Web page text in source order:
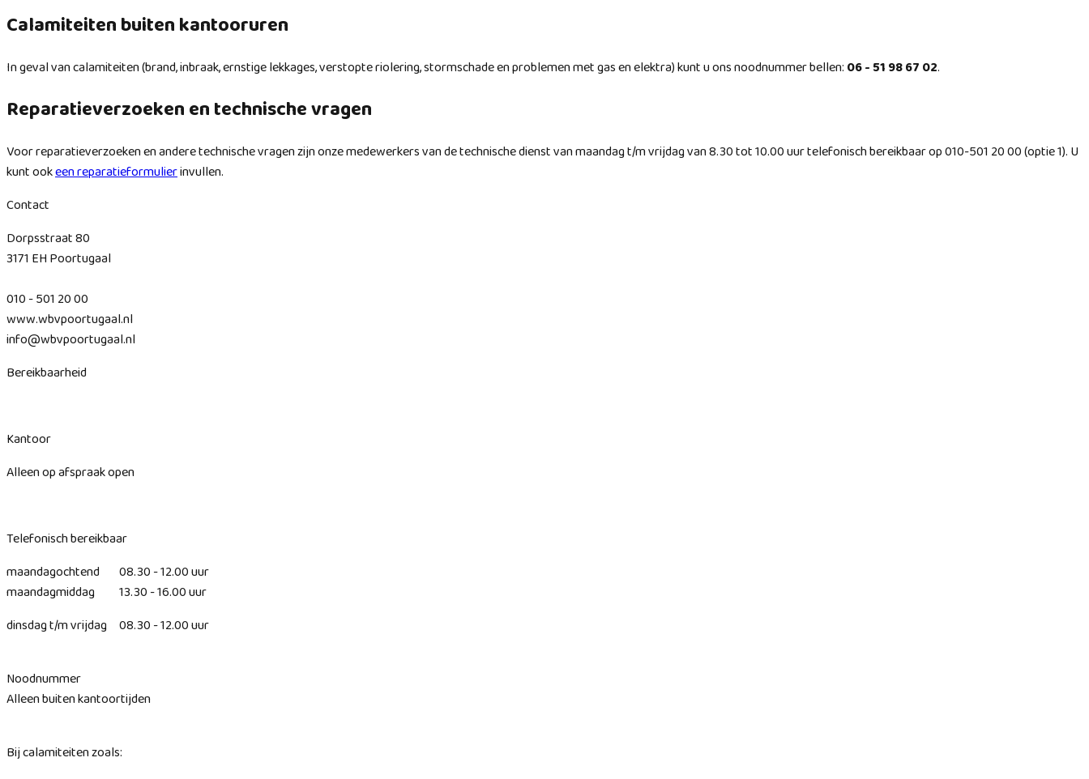
Calamiteiten buiten kantooruren
In geval van calamiteiten (brand, inbraak, ernstige lekkages, verstopte riolering, stormschade en problemen met gas en elektra) kunt u ons noodnummer bellen: 06 - 51 98 67 02.
Reparatieverzoeken en technische vragen
Voor reparatieverzoeken en andere technische vragen zijn onze medewerkers van de technische dienst van maandag t/m vrijdag van 8.30 tot 10.00 uur telefonisch bereikbaar op 010-501 20 00 (optie 1). U
kunt ookeen reparatieformulierinvullen.
Contact
Dorpsstraat 80
3171 EH Poortugaal
010 - 501 20 00
www.wbvpoortugaal.nl
info@wbvpoortugaal.nl
Bereikbaarheid
Kantoor
Alleen op afspraak open
Telefonisch bereikbaar
maandagochtend 08.30 - 12.00 uur
maandagmiddag 13.30 - 16.00 uur
dinsdag t/m vrijdag 08.30 - 12.00 uur
Noodnummer
Alleen buiten kantoortijden
Bij calamiteiten zoals: